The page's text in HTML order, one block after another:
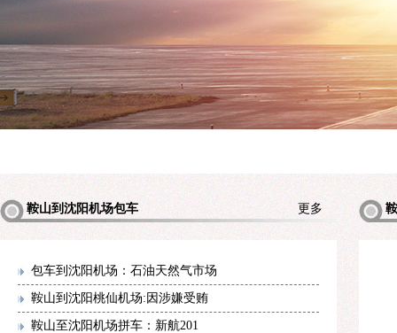
更多
鞍山到沈阳机场包车
包车到沈阳机场：石油天然气市场
鞍山到沈阳桃仙机场:因涉嫌受贿
鞍山至沈阳机场拼车：新航201